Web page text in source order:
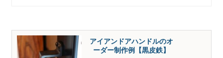
アイアンドアハンドルのオ
ーダー制作例【黒皮鉄】